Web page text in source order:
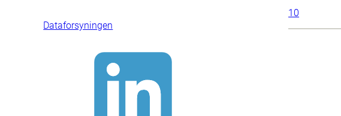
Dataforsyningen
10